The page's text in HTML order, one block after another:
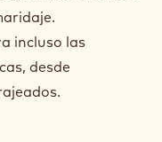
para que
en cada